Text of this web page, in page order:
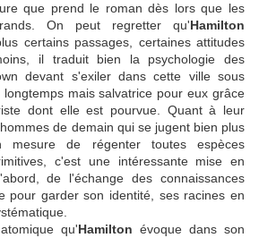
que prend le roman dès lors que les
On peut regretter qu'Hamilton
certains passages, certaines attitudes
il traduit bien la psychologie des
devant s'exiler dans cette ville sous
mais salvatrice pour eux grâce
dont elle est pourvue. Quant à leur
de demain qui se jugent bien plus
de régenter toutes espèces
c'est une intéressante mise en
de l'échange des connaissances
pour garder son identité, ses racines en
qu'Hamilton évoque dans son